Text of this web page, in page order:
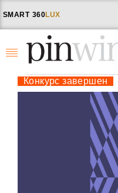
SMART 360LUX
Конкурс завершен